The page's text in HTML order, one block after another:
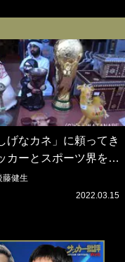
感じさせる｣
げなカネ」に頼ってき
カーとスポーツ界を待
(3)「ロシアン・マネ
続く中東の「オイルマ
藤健生
2022.03.15